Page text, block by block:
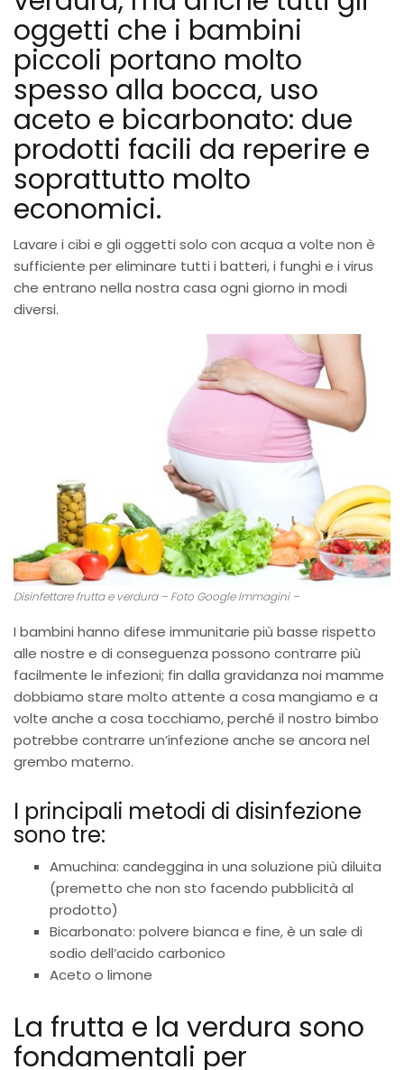
oggetti che i bambini
piccoli portano molto
spesso alla bocca, uso
aceto e bicarbonato: due
prodotti facili da reperire e
soprattutto molto
economici.
Lavare i cibi e gli oggetti solo con acqua a volte non è
sufficiente per eliminare tutti i batteri, i funghi e i virus
che entrano nella nostra casa ogni giorno in modi
diversi.
Disinfettare frutta e verdura – Foto Google Immagini –
I bambini hanno difese immunitarie più basse rispetto
alle nostre e di conseguenza possono contrarre più
facilmente le infezioni; fin dalla gravidanza noi mamme
dobbiamo stare molto attente a cosa mangiamo e a
volte anche a cosa tocchiamo, perché il nostro bimbo
potrebbe contrarre un’infezione anche se ancora nel
grembo materno.
I principali metodi di disinfezione
sono tre:
Amuchina: candeggina in una soluzione più diluita
(premetto che non sto facendo pubblicità al
prodotto)
Bicarbonato: polvere bianca e fine, è un sale di
sodio dell’acido carbonico
Aceto o limone
La frutta e la verdura sono
fondamentali per